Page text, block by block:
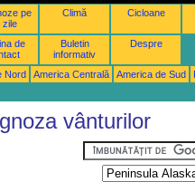
pe
zile
Climă Cicloane
de
Buletin
informativ
Despre
Nord America Centrală America de Sud
vânturilor